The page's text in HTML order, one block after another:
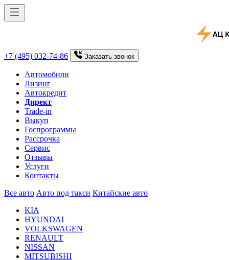
+7 (495) 032-74-86 Заказать звонок
Автомобили
Лизинг
Автокредит
Директ
Trade-in
Выкуп
Госпрограммы
Рассрочка
Сервис
Отзывы
Услуги
Контакты
Все авто Авто под такси Китайские авто
KIA
HYUNDAI
VOLKSWAGEN
RENAULT
NISSAN
MITSUBISHI